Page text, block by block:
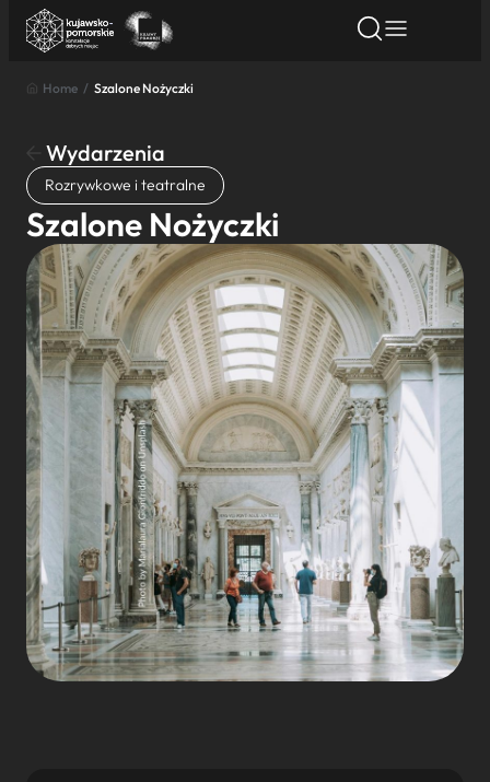
Znajdź atrakcję
Nazwa atrakcji
Miasto
Kategoria
Wyszukaj
Home / Szalone Nożyczki
Wydarzenia
Rozrywkowe i teatralne
Szalone Nożyczki